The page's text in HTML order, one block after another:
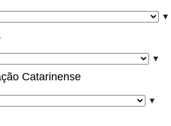
▼
▼
Catarinense
▼